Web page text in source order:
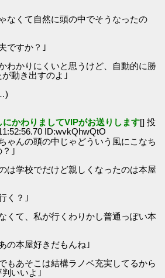
なくて自然に頭の中でそうなったの
ですか？｣
わかりにくいと思うけど、自動的に勝
動き出すのよ｣
にかわりましてVIPがお送りします[] 投
ID:wvkQhwQtO
ゃんの頭の中じゃどういう風にこなち
｣
は学校でだけど親しくなったのは本屋
く？｣
くて、私が行くわりかし普通っぽい本
の本屋好きだもんね｣
もあそこは結構ラノベ充実してるから
いいよ｣